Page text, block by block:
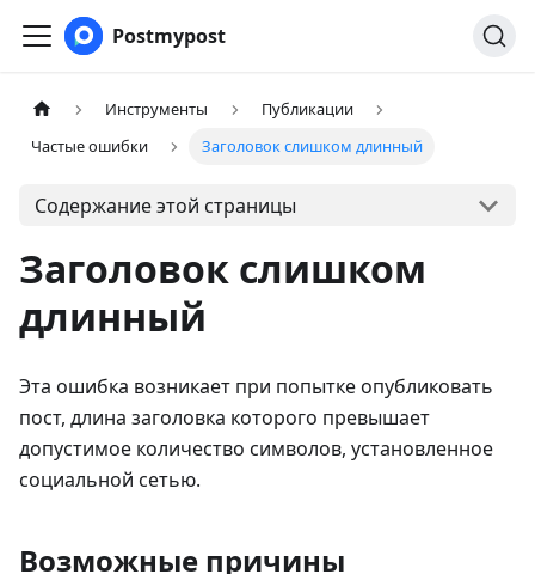
Postmypost
Инструменты
Публикации
Частые ошибки
Заголовок слишком длинный
Содержание этой страницы
Заголовок слишком
длинный
Эта ошибка возникает при попытке опубликовать
пост, длина заголовка которого превышает
допустимое количество символов, установленное
социальной сетью.
Возможные причины